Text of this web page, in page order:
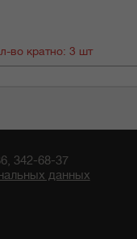
во кратно: 3 шт
342-68-37
данных